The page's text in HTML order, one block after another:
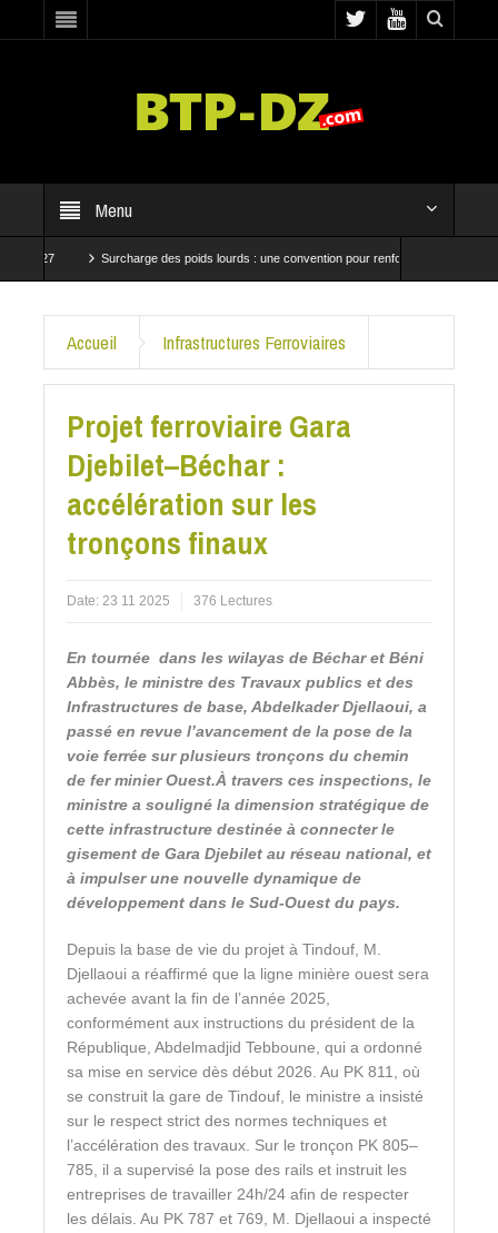
Menu
Surcharge des poids lourds : une convention pour renforcer les contrôles
Accueil Infrastructures Ferroviaires
Projet ferroviaire Gara
Djebilet–Béchar :
accélération sur les
tronçons finaux
Date: 23 11 2025 376 Lectures
En tournée dans les wilayas de Béchar et Béni
Abbès, le ministre des Travaux publics et des
Infrastructures de base, Abdelkader Djellaoui, a
passé en revue l’avancement de la pose de la
voie ferrée sur plusieurs tronçons du chemin
de fer minier Ouest.À travers ces inspections, le
ministre a souligné la dimension stratégique de
cette infrastructure destinée à connecter le
gisement de Gara Djebilet au réseau national, et
à impulser une nouvelle dynamique de
développement dans le Sud-Ouest du pays.
Depuis la base de vie du projet à Tindouf, M.
Djellaoui a réaffirmé que la ligne minière ouest sera
achevée avant la fin de l’année 2025,
conformément aux instructions du président de la
République, Abdelmadjid Tebboune, qui a ordonné
sa mise en service dès début 2026. Au PK 811, où
se construit la gare de Tindouf, le ministre a insisté
sur le respect strict des normes techniques et
l’accélération des travaux. Sur le tronçon PK 805–
785, il a supervisé la pose des rails et instruit les
entreprises de travailler 24h/24 afin de respecter
les délais. Au PK 787 et 769, M. Djellaoui a inspecté